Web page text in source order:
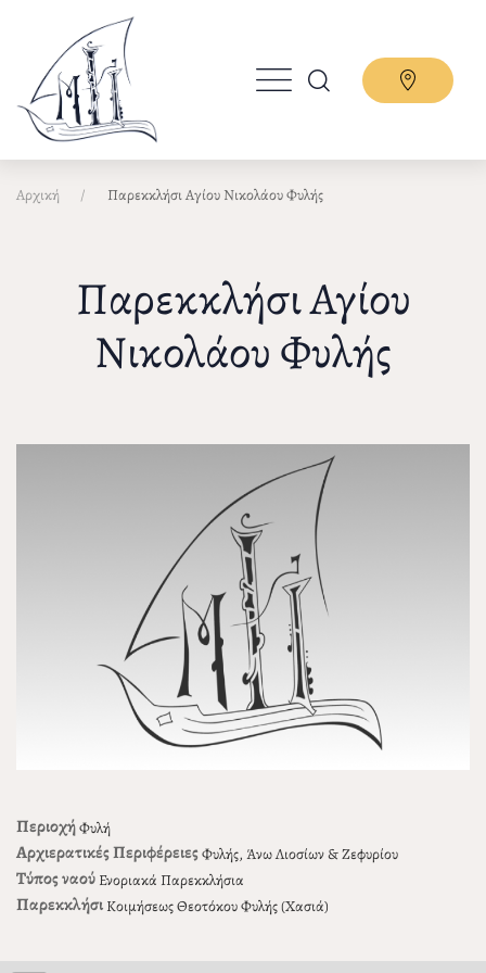
κυρίως
περιεχόμενο
Αρχική Παρεκκλήσι Αγίου Νικολάου Φυλής
Παρεκκλήσι Αγίου
Νικολάου Φυλής
ΠεριοχήΦυλή
Αρχιερατικές ΠεριφέρειεςΦυλής, Άνω Λιοσίων & Ζεφυρίου
Τύπος ναού Ενοριακά Παρεκκλήσια
Παρεκκλήσι Κοιμήσεως Θεοτόκου Φυλής (Χασιά)